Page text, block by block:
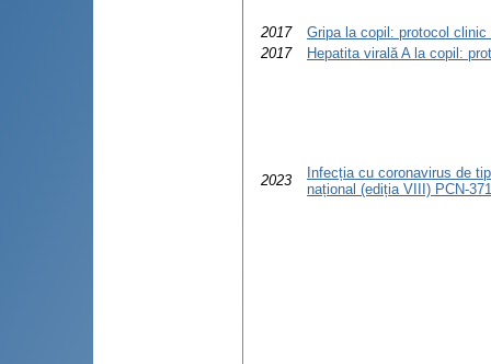
2017
Gripa la copil: protocol clinic
2017
Hepatita virală A la copil:
2023
Infecția cu coronavirus de
național (ediția VIII) PCN-371